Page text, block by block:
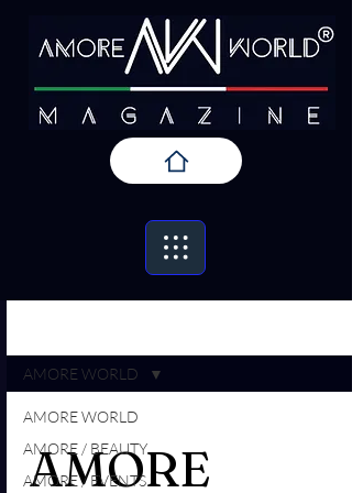
AMORE WORLD
AMORE / BEAUTY
AMORE / EVENTS
AMORE WORLD
AMORE